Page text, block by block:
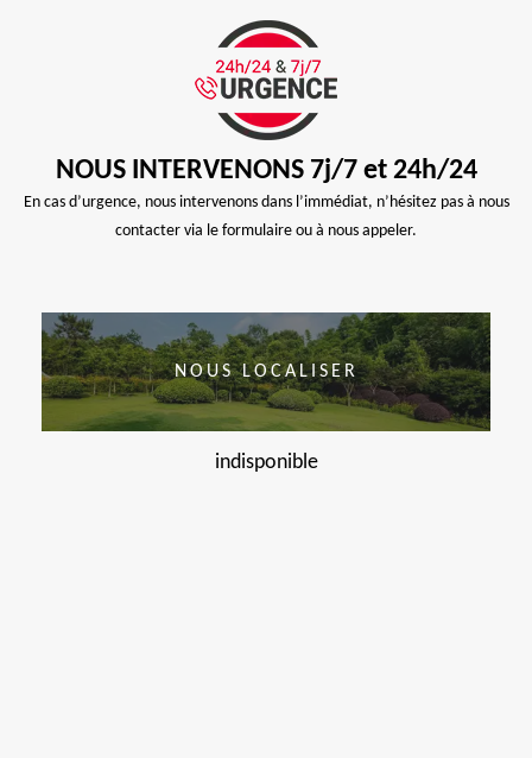
NOUS INTERVENONS 7j/7 et 24h/24
En cas d’urgence, nous intervenons dans l’immédiat, n’hésitez pas à nous
contacter via le formulaire ou à nous appeler.
NOUS LOCALISER
indisponible